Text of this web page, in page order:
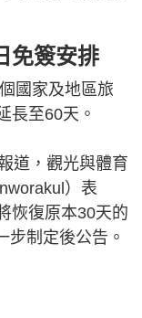
免簽安排
國家及地區旅
長至60天。
道，觀光與體育
）表
恢復原本30天的
步制定後公告。